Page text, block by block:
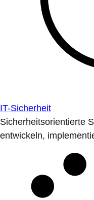
IT-Sicherheit
Sicherheitsorientierte
entwickeln,